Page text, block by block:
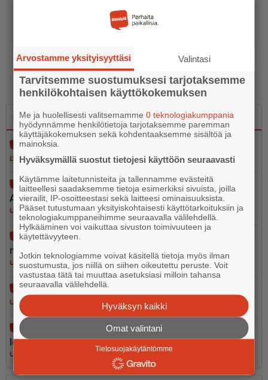
LuetuimmatUusimmat
Aleksanterinkadun silta avataan liikenteelle
LYHYET 4.8.2026 10.26
Café Silja Marie vaihtaa osoitetta – kahvilatoiminta
Askolan SEO:lla loppuu
UUTISET 4.8.2026 6.30
Moottoripyöräilijä loukkaantui vakavasti liiken­ne­on­
net­to­muudessa Sipoossa
UUTISET 5.8.2026 20.54
Noin 300 litran öljyvuoto Kilpilahdessa Porvoossa
UUTISET
Maailman toiseksi suurin matkapu­he­lin­ko­koelma
löytyy Askolasta
UUTISET
Arvostamme yksityisyyttäsi Valintasi
Tarvitsemme suostumuksesi tarjotaksemme
henkilökohtaisen käyttökokemuksen
Me ja huolellisesti valitsemamme0 teknologiakumppania
hyödynnämme henkilötietoja tarjotaksemme paremman
käyttäjäkokemuksen sekä kohdentaaksemme sisältöä ja
mainoksia.
Hyväksymällä suostut tietojesi käyttöön seuraavasti
Käytämme laitetunnisteita ja tallennamme evästeitä
laitteellesi saadaksemme tietoja esimerkiksi sivuista, joilla
vierailit, IP-osoitteestasi sekä laitteesi ominaisuuksista.
Pääset tutustumaan yksityiskohtaisesti käyttötarkoituksiin ja
teknologiakumppaneihimme seuraavalla välilehdellä.
Hylkääminen voi vaikuttaa sivuston toimivuuteen ja
käytettävyyteen.
Jotkin teknologiamme voivat käsitellä tietoja myös ilman
suostumusta, jos niillä on siihen oikeutettu peruste. Voit
vastustaa tätä tai muuttaa asetuksiasi milloin tahansa
seuraavalla välilehdellä.
Hyväksyn kaikki
Omat valintani
Tietosuojakäytäntömme